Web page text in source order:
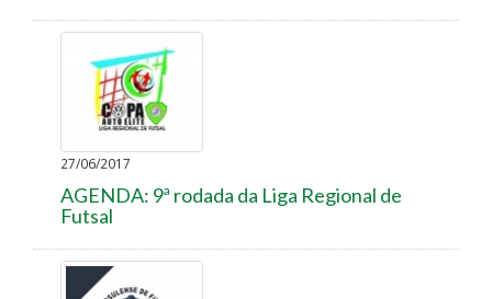
27/06/2017
AGENDA: 9ª rodada da Liga Regional de
Futsal